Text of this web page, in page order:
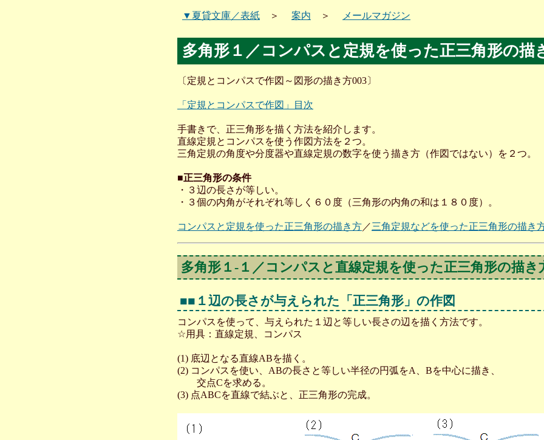
▼夏貸文庫／表紙 ＞ 案内 ＞ メールマガジン
多角形１／コンパスと定規を使った正三角形の描
〔定規とコンパスで作図～図形の描き方003〕
「定規とコンパスで作図」目次
手書きで、正三角形を描く方法を紹介します。
直線定規とコンパスを使う作図方法を２つ。
三角定規の角度や分度器や直線定規の数字を使う描き方（作図ではない）を２つ。
■正三角形の条件
・３辺の長さが等しい。
・３個の内角がそれぞれ等しく６０度（三角形の内角の和は１８０度）。
コンパスと定規を使った正三角形の描き方／三角定規などを使った正三角形の描き
多角形１-１／コンパスと直線定規を使った正三角形の描き
■■１辺の長さが与えられた「正三角形」の作図
コンパスを使って、与えられた１辺と等しい長さの辺を描く方法です。
☆用具：直線定規、コンパス
(1) 底辺となる直線ABを描く。
(2) コンパスを使い、ABの長さと等しい半径の円弧をA、Bを中心に描き、
交点Cを求める。
(3) 点ABCを直線で結ぶと、正三角形の完成。